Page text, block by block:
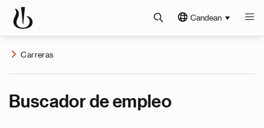
Candean
Carreras
Buscador de empleo